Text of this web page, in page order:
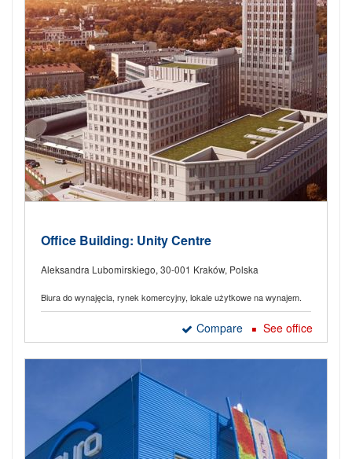
Office Building: Unity Centre
Aleksandra Lubomirskiego, 30-001 Kraków, Polska
Biura do wynajęcia, rynek komercyjny, lokale użytkowe na wynajem.
Compare See office